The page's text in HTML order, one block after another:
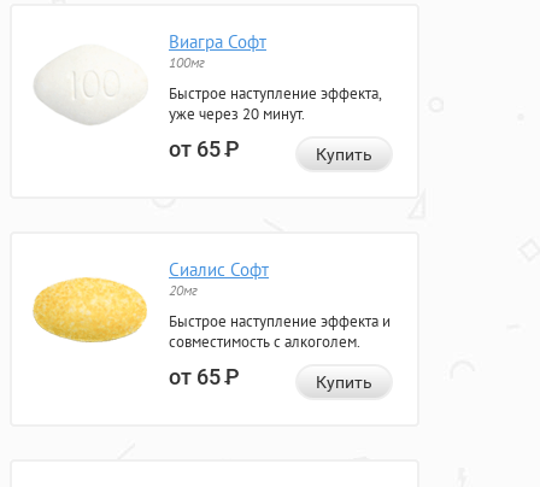
Виагра Софт
100мг
Быстрое наступление эффекта,
уже через 20 минут.
от 65Р Купить
Сиалис Софт
20мг
Быстрое наступление эффекта и
совместимость с алкоголем.
от 65Р Купить